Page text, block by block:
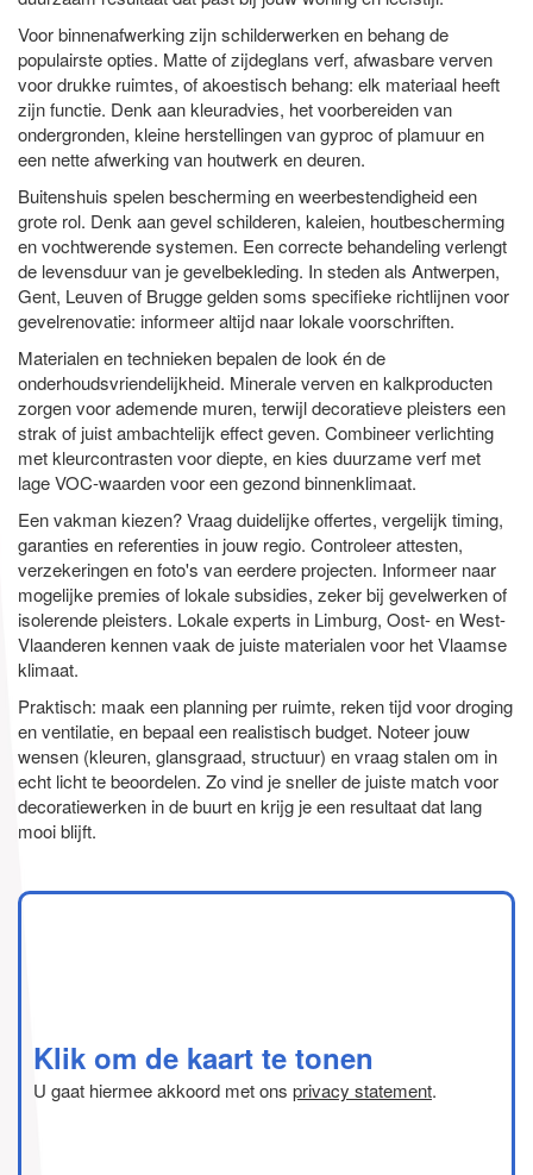
Voor binnenafwerking zijn schilderwerken en behang de
populairste opties. Matte of zijdeglans verf, afwasbare verven
voor drukke ruimtes, of akoestisch behang: elk materiaal heeft
zijn functie. Denk aan kleuradvies, het voorbereiden van
ondergronden, kleine herstellingen van gyproc of plamuur en
een nette afwerking van houtwerk en deuren.
Buitenshuis spelen bescherming en weerbestendigheid een
grote rol. Denk aan gevel schilderen, kaleien, houtbescherming
en vochtwerende systemen. Een correcte behandeling verlengt
de levensduur van je gevelbekleding. In steden als Antwerpen,
Gent, Leuven of Brugge gelden soms specifieke richtlijnen voor
gevelrenovatie: informeer altijd naar lokale voorschriften.
Materialen en technieken bepalen de look én de
onderhoudsvriendelijkheid. Minerale verven en kalkproducten
zorgen voor ademende muren, terwijl decoratieve pleisters een
strak of juist ambachtelijk effect geven. Combineer verlichting
met kleurcontrasten voor diepte, en kies duurzame verf met
lage VOC-waarden voor een gezond binnenklimaat.
Een vakman kiezen? Vraag duidelijke offertes, vergelijk timing,
garanties en referenties in jouw regio. Controleer attesten,
verzekeringen en foto's van eerdere projecten. Informeer naar
mogelijke premies of lokale subsidies, zeker bij gevelwerken of
isolerende pleisters. Lokale experts in Limburg, Oost- en West-
Vlaanderen kennen vaak de juiste materialen voor het Vlaamse
klimaat.
Praktisch: maak een planning per ruimte, reken tijd voor droging
en ventilatie, en bepaal een realistisch budget. Noteer jouw
wensen (kleuren, glansgraad, structuur) en vraag stalen om in
echt licht te beoordelen. Zo vind je sneller de juiste match voor
decoratiewerken in de buurt en krijg je een resultaat dat lang
mooi blijft.
Klik om de kaart te tonen
U gaat hiermee akkoord met ons privacy statement.